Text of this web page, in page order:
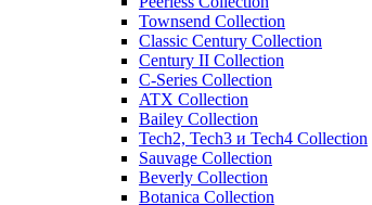
Townsend Collection
Classic Century Collection
Century II Collection
C-Series Collection
ATX Collection
Bailey Collection
Tech2, Tech3 и Tech4 Collection
Sauvage Collection
Beverly Collection
Botanica Collection